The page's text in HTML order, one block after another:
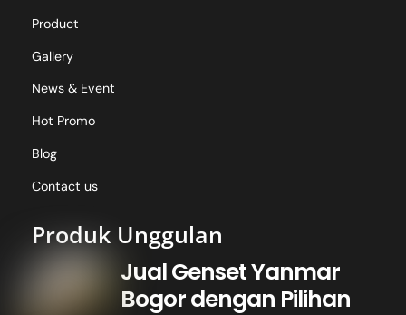
Product
Gallery
News & Event
Hot Promo
Blog
Contact us
Produk Unggulan
Jual Genset Yanmar
Bogor dengan Pilihan